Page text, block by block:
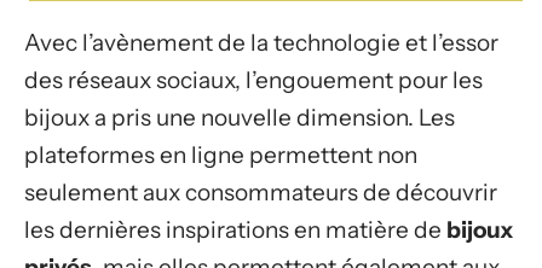
Avec l’avènement de la technologie et l’essor
des réseaux sociaux, l’engouement pour les
bijoux a pris une nouvelle dimension. Les
plateformes en ligne permettent non
seulement aux consommateurs de découvrir
les dernières inspirations en matière de bijoux